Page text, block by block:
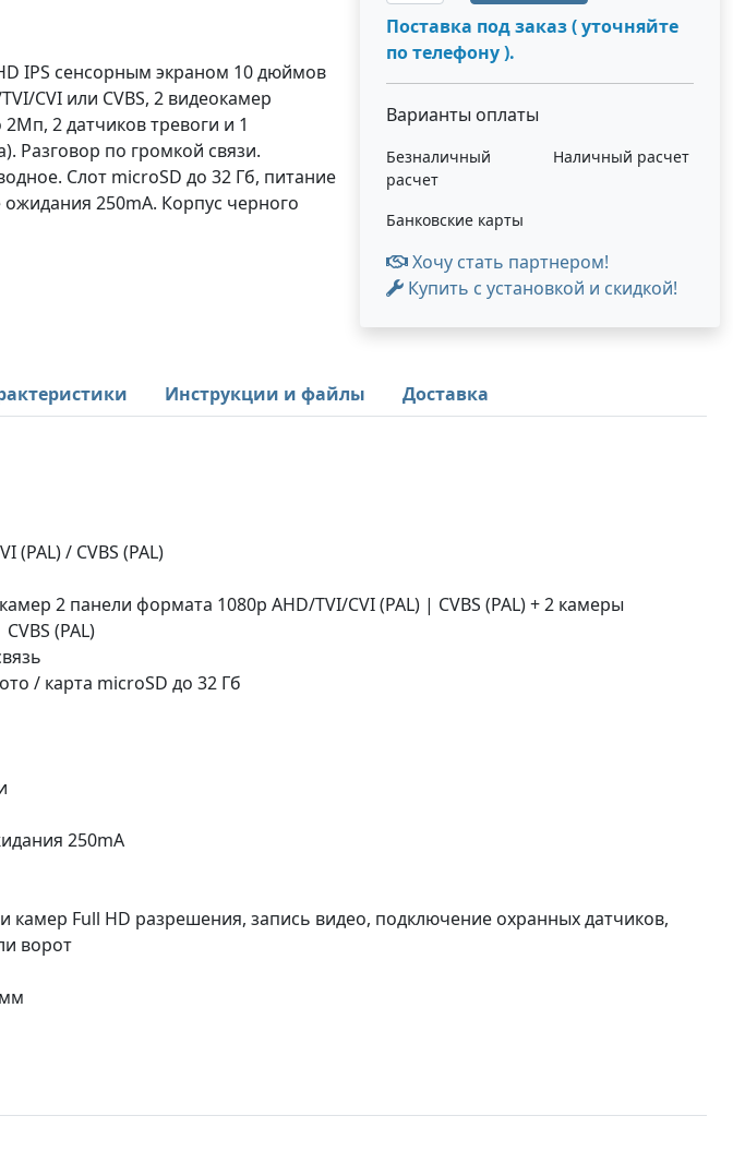
IPS сенсорным экраном 10 дюймов
CVI или CVBS, 2 видеокамер
2 датчиков тревоги и 1
Разговор по громкой связи.
Слот microSD до 32 Гб, питание
250mA. Корпус черного
Поставка под заказ ( уточняйте
по телефону ).
Варианты оплаты
Безналичный
расчет
Наличный расчет
Банковские карты
Хочу стать партнером!
Купить с установкой и скидкой!
Инструкции и файлы Доставка
(PAL) / CVBS (PAL)
2 панели формата 1080p AHD/TVI/CVI (PAL) | CVBS (PAL) + 2 камеры
(PAL)
/ карта microSD до 32 Гб
250mA
камер Full HD разрешения, запись видео, подключение охранных датчиков,
ворот